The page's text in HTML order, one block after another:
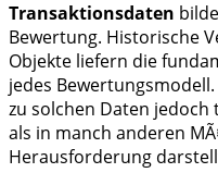
Transaktionsdaten
Bewertung. Historische
Objekte liefern die
jedes
zu solchen Daten
als in manch anderen
Herausforderung